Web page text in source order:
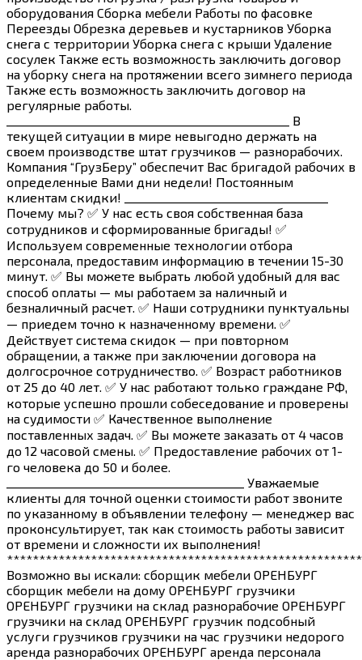
оборудования Сборка мебели Работы по фасовке
Переезды Обрезка деревьев и кустарников Уборка
снега с территории Уборка снега с крыши Удаление
сосулек Также есть возможность заключить договор
на уборку снега на протяжении всего зимнего периода
Также есть возможность заключить договор на
регулярные работы.
__________________________________________________ В
текущей ситуации в мире невыгодно держать на
своем производстве штат грузчиков — разнорабочих.
Компания “ГрузБеру” обеспечит Вас бригадой рабочих в
определенные Вами дни недели! Постоянным
клиентам скидки! ____________________________________
Почему мы? ✅ У нас есть своя собственная база
сотрудников и сформированные бригады! ✅
Используем современные технологии отбора
персонала, предоставим информацию в течении 15-30
минут. ✅ Вы можете выбрать любой удобный для вас
способ оплаты — мы работаем за наличный и
безналичный расчет. ✅ Наши сотрудники пунктуальны
— приедем точно к назначенному времени. ✅
Действует система скидок — при повторном
обращении, а также при заключении договора на
долгосрочное сотрудничество. ✅ Возраст работников
от 25 до 40 лет. ✅ У нас работают только граждане РФ,
которые успешно прошли собеседование и проверены
на судимости ✅ Качественное выполнение
поставленных задач. ✅ Вы можете заказать от 4 часов
до 12 часовой смены. ✅ Предоставление рабочих от 1-
го человека до 50 и более.
__________________________________________ Уважаемые
клиенты для точной оценки стоимости работ звоните
по указанному в объявлении телефону — менеджер вас
проконсультирует, так как стоимость работы зависит
от времени и сложности их выполнения!
Возможно вы искали: сборщик мебели ОРЕНБУРГ
сборщик мебели на дому ОРЕНБУРГ грузчики
ОРЕНБУРГ грузчики на склад разнорабочие ОРЕНБУРГ
грузчики на склад ОРЕНБУРГ грузчик подсобный
услуги грузчиков грузчики на час грузчики недорого
аренда разнорабочих ОРЕНБУРГ аренда персонала